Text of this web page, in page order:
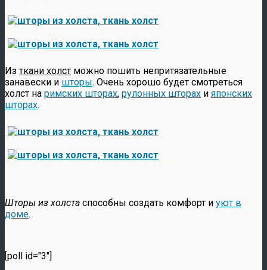
Изткани холст можно пошить непритязательные
занавески и шторы. Очень хорошо будет смотреться
холст на римских шторах, рулонных шторах и японских
шторах.
Шторы из холста способны создать комфорт и уют в
доме.
[poll id="3"]